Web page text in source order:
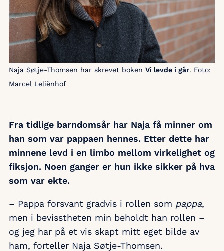
Naja Søtje-Thomsen har skrevet boken Vi levde i går. Foto:
Marcel Leliënhof
Fra tidlige barndomsår har Naja få minner om
han som var pappaen hennes. Etter dette har
minnene levd i en limbo mellom virkelighet og
fiksjon. Noen ganger er hun ikke sikker på hva
som var ekte.
– Pappa forsvant gradvis i rollen som pappa,
men i bevisstheten min beholdt han rollen –
og jeg har på et vis skapt mitt eget bilde av
ham, forteller Naja Søtje-Thomsen.